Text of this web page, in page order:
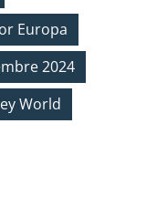
Europa
2024
World